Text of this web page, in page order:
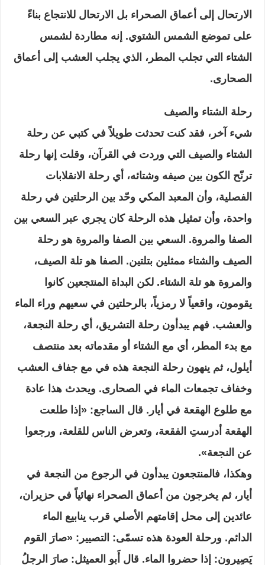
الارتحال إلى أعماق الصحراء بل الارتحال للانتجاع بناءً
على تموضع الشمس الشتوي. إنه مطاردة لشمس
الشتاء التي تجلب المطر، الذي يجلب العشب إلى أعماق
الصحارى.
رحلة الشتاء والصيف
شيء آخر، فقد كنت تحدثت طويلاً في كتبي عن رحلة
الشتاء والصيف التي وردت في القرآن، وقلت إنها رحلة
ترنّح الكون بين صيفه وشتائه، أي رحلة الانقلابات
الفصلية، وأن المعبد المكي وحّد بين الرحلتين في رحلة
واحدة، وأن تمثيل هذه الرحلة كان يجري عبر السعي بين
الصفا والمروة. السعي بين الصفا والمروة هو رحلة
الصيف والشتاء ممثلين بتلتين. الصفا هو تلة الصيف،
والمروة هو تلة الشتاء. لكن البداة المنتجعين كانوا
يقومون، واقعياً لا رمزياً، بالرحلتين في سعيهم وراء الماء
والعشب. فهم يبدأون رحلة التشريق، أي رحلة النجعة،
مع بدء المطر، أي مع الشتاء أو مقدماته بعد منتصف
أيلول، ثم ينهون رحلة النجعة هذه في مع جفاف العشب
وخفاف تجمعات الماء في الصحارى. ويحدث هذا عادة
مع طلوع الهقعة في أيار. قال الساجع: «إذا طلعت
الهقعة أدرستِ الفقعة، وتعرض الناس للقلعة، ورجعوا
عن النجعة».
وهكذا، فالمنتجعون يبدأون في الرجوع من النجعة في
أيار، ثم يخرجون من أعماق الصحراء نهائياً في حزيران،
عائدين إلى محل إقامتهم الأصلي قرب ينابيع الماء
الدائم. ورحلة العودة هذه تسمّى: التصيير: «صارَ القوم
يَصِيرون: إِذا حضروا الماء. قال أَبو العميثل: صارَ الرجلُ